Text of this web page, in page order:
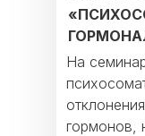
На
гормонов,